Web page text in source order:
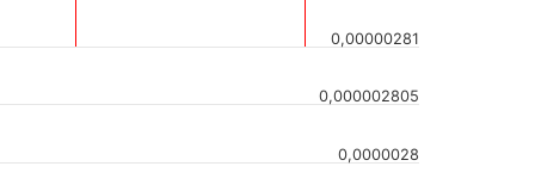
0,0000028
0,000002805
0,00000281